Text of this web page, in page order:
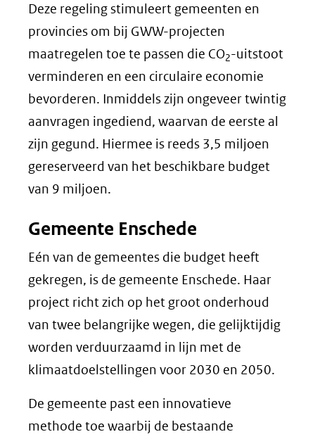
Deze regeling stimuleert gemeenten en
provincies om bij GWW-projecten
maatregelen toe te passen die CO2-uitstoot
verminderen en een circulaire economie
bevorderen. Inmiddels zijn ongeveer twintig
aanvragen ingediend, waarvan de eerste al
zijn gegund. Hiermee is reeds 3,5 miljoen
gereserveerd van het beschikbare budget
van 9 miljoen.
Gemeente Enschede
Eén van de gemeentes die budget heeft
gekregen, is de gemeente Enschede. Haar
project richt zich op het groot onderhoud
van twee belangrijke wegen, die gelijktijdig
worden verduurzaamd in lijn met de
klimaatdoelstellingen voor 2030 en 2050.
De gemeente past een innovatieve
methode toe waarbij de bestaande